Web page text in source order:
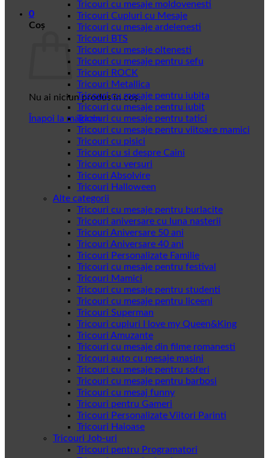
0
Coș
Nu ai niciun produs în coș.
Înapoi la magazin
Tricouri cu mesaje moldovenesti
Tricouri Cupluri cu Mesaje
Tricouri cu mesaje ardelenesti
Tricouri BTS
Tricouri cu mesaje oltenesti
Tricouri cu mesaje pentru sefu
Tricouri ROCK
Tricouri Metallica
Tricouri cu mesaje pentru iubita
Tricouri cu mesaje pentru iubit
Tricouri cu mesaje pentru tatici
Tricouri cu mesaje pentru viitoare mamici
Tricouri cu pisici
Tricouri cu si despre Caini
Tricouri cu versuri
Tricouri Absolvire
Tricouri Halloween
Alte categorii
Tricouri cu mesaje pentru burlacite
Tricouri aniversare cu luna nasterii
Tricouri Aniversare 50 ani
Tricouri Aniversare 40 ani
Tricouri Personalizate Familie
Tricouri cu mesaje pentru festival
Tricouri Mamici
Tricouri cu mesaje pentru studenti
Tricouri cu mesaje pentru liceeni
Tricouri Superman
Tricouri cupluri I love my Queen&King
Tricouri Amuzante
Tricouri cu mesaje din filme romanesti
Tricouri auto cu mesaje masini
Tricouri cu mesaje pentru soferi
Tricouri cu mesaje pentru barbosi
Tricouri cu mesaj funny
Tricouri pentru Gameri
Tricouri Personalizate Viitori Parinti
Tricouri Haioase
Tricouri Job-uri
Tricouri pentru Programatori